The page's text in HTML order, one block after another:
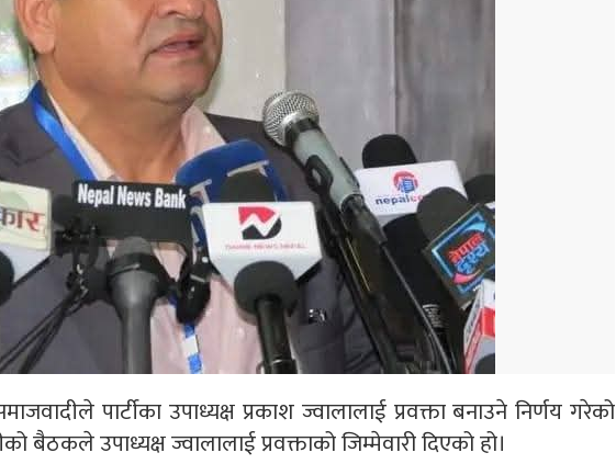
पार्टीका उपाध्यक्ष प्रकाश ज्वालालाई प्रवक्ता बनाउने निर्णय गरेको
उपाध्यक्ष ज्वालालाई प्रवक्ताको जिम्मेवारी दिएको हो।